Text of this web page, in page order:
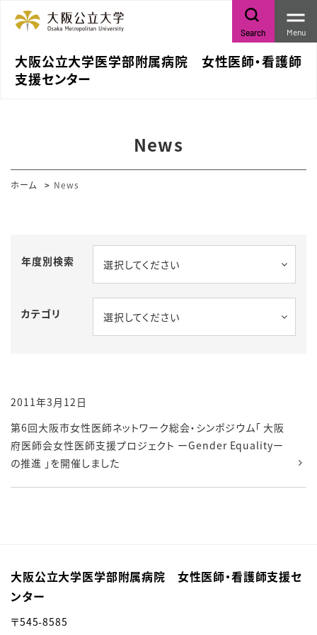
大阪公立大学医学部附属病院 女性医師・看護師
支援センター
Search Menu
News
ホーム News
年度別検索 選択してください
カテゴリ 選択してください
2011年3月12日
第6回大阪市女性医師ネットワーク総会・シンポジウム「 大阪
府医師会女性医師支援プロジェクト ーGender Equalityー
の推進 」を開催しました
大阪公立大学医学部附属病院 女性医師・看護師支援セ
ンター
〒545-8585